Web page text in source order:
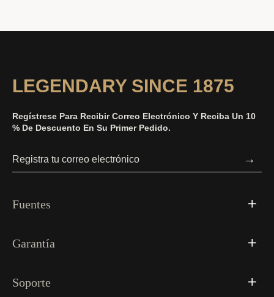
LEGENDARY SINCE 1875
Regístrese Para Recibir Correo Electrónico Y Reciba Un 10
% De Descuento En Su Primer Pedido.
→
Fuentes
Garantía
Soporte